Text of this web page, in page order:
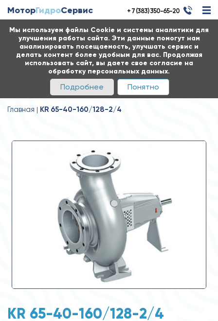
Мы используем файлы Cookie и системы аналитики для
улучшения работы сайта. Эти данные помогут нам
анализировать посещаемость, улучшать сервис и
делать контент более удобным для вас. Продолжая
использовать сайт, вы даете свое согласие на
обработку персональных данных.
Подробнее Понятно
МоторГидроСервис + 7 (383) 350-65-20
Главная KR 65-40-160/128-2/4
KR 65-40-160/128-2/4